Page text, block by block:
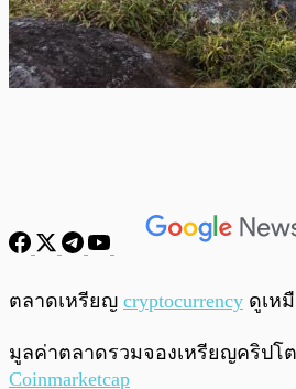
พร้อมเล่น
ตลาดเหรียญ cryptocurrency ดูเห
มูลค่าตลาดรวมจองเหรียญคริปโ
Coinmarketcap